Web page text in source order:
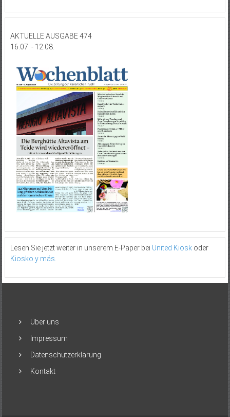
AKTUELLE AUSGABE 474
16.07. - 12.08.
Lesen Sie jetzt weiter in unserem E-Paper bei United Kioskoder
Kiosko y más
Über uns
Impressum
Datenschutzerklärung
Kontakt